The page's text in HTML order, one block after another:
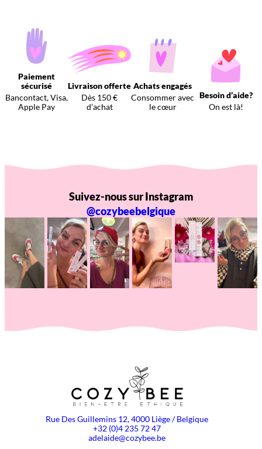
Paiement
sécurisé
Bancontact, Visa,
Apple Pay
Livraison offerte
Dès 150 €
d’achat
Achats engagés
Consommer avec
le cœur
Besoin d’aide?
On est là!
Suivez-nous sur Instagram
@cozybeebelgique
Rue Des Guillemins 12, 4000 Liège / Belgique
+32 (0)4 235 72 47
adelaide@cozybee.be